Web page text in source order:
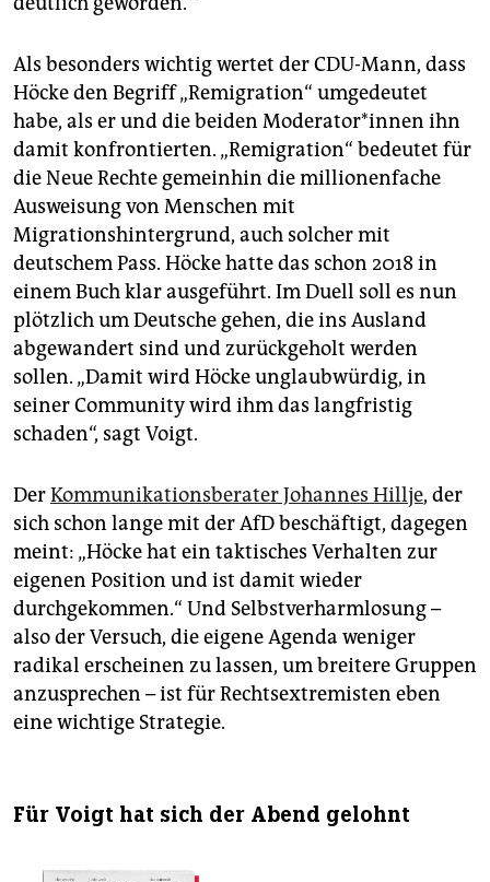
Als besonders wichtig wertet der CDU-Mann, dass
Höcke den Begriff „Remigration“ umgedeutet
habe, als er und die beiden Mo­de­ra­to­r*in­nen ihn
damit konfrontierten. „Remigration“ bedeutet für
die Neue Rechte gemeinhin die millionenfache
Ausweisung von Menschen mit
Migrationshintergrund, auch solcher mit
deutschem Pass. Höcke hatte das schon 2018 in
einem Buch klar ausgeführt. Im Duell soll es nun
plötzlich um Deutsche gehen, die ins Ausland
abgewandert sind und zurückgeholt werden
sollen. „Damit wird Höcke unglaubwürdig, in
seiner Community wird ihm das langfristig
schaden“, sagt Voigt.
DerKommunikationsberater Johannes Hillje, der
sich schon lange mit der AfD beschäftigt, dagegen
meint: „Höcke hat ein taktisches Verhalten zur
eigenen Position und ist damit wieder
durchgekommen.“ Und Selbstverharmlosung –
also der Versuch, die eigene Agenda weniger
radikal erscheinen zu lassen, um breitere Gruppen
anzusprechen – ist für Rechtsextremisten eben
eine wichtige Strategie.
Für Voigt hat sich der Abend gelohnt